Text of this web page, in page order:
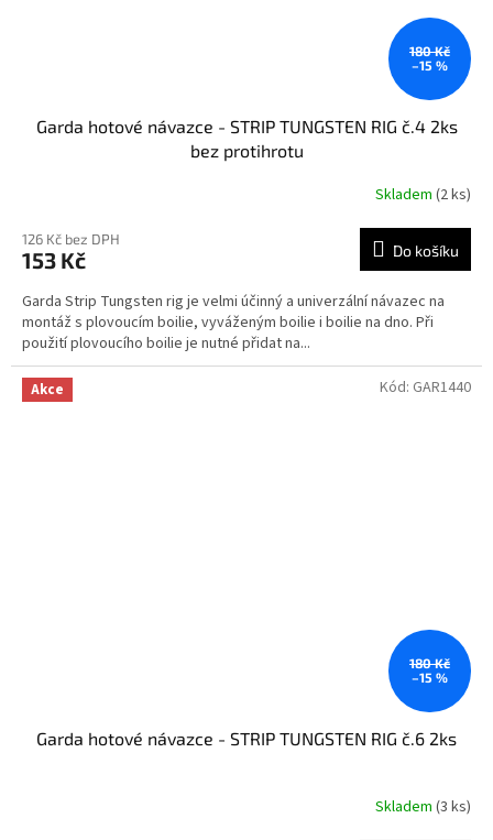
180 Kč
–15 %
Garda hotové návazce - STRIP TUNGSTEN RIG č.4 2ks
bez protihrotu
Skladem (2 ks)
126 Kč bez DPH
153 Kč Do košíku
Garda Strip Tungsten rig je velmi účinný a univerzální návazec na
montáž s plovoucím boilie, vyváženým boilie i boilie na dno. Při
použití plovoucího boilie je nutné přidat na...
Akce
180 Kč
–15 %
Garda hotové návazce - STRIP TUNGSTEN RIG č.6 2ks
Skladem (3 ks)
Kód: GAR1440